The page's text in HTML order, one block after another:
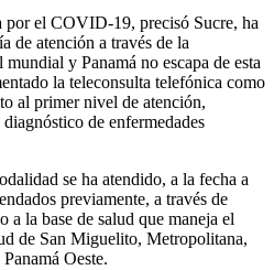
por el COVID-19, precisó Sucre, ha
de atención a través de la
y Panamá no escapa de esta
la teleconsulta telefónica como
al primer nivel de atención,
de enfermedades
se ha atendido, a la fecha a
previamente, a través de
a la base de salud que maneja el
de San Miguelito, Metropolitana,
Oeste.